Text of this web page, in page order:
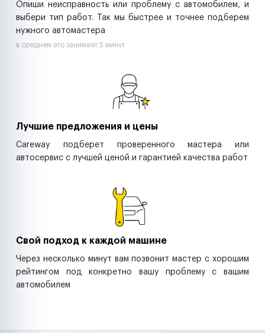
Опиши неисправность или проблему с автомобилем, и
выбери тип работ. Так мы быстрее и точнее подберем
нужного автомастера
в среднем это занимает 5 минут
Лучшие предложения и цены
Careway подберет проверенного мастера или
автосервис с лучшей ценой и гарантией качества работ
Свой подход к каждой машине
Через несколько минут вам позвонит мастер с хорошим
рейтингом под конкретно вашу проблему с вашим
автомобилем